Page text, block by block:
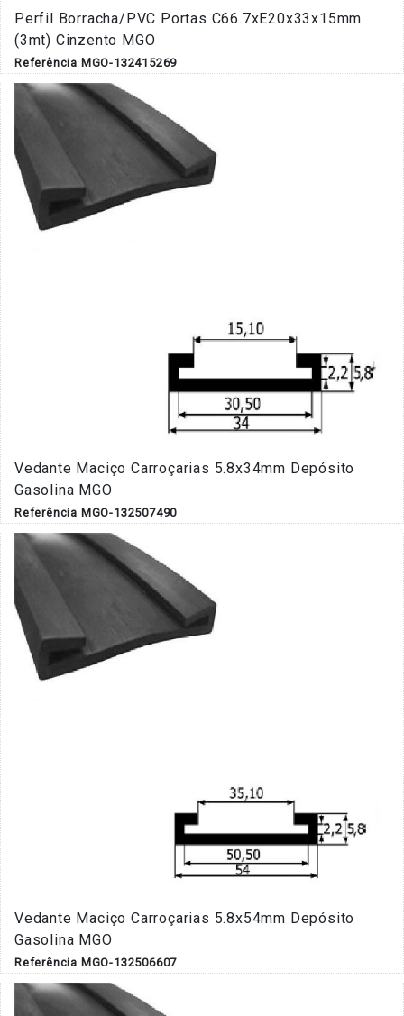
Perfil Borracha/PVC Portas C66.7xE20x33x15mm
(3mt) Cinzento MGO
Referência MGO-132415269
Vedante Maciço Carroçarias 5.8x34mm Depósito
Gasolina MGO
Referência MGO-132507490
Vedante Maciço Carroçarias 5.8x54mm Depósito
Gasolina MGO
Referência MGO-132506607